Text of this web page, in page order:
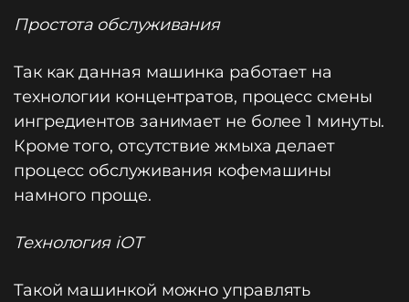
Простота обслуживания
Так как данная машинка работает на
технологии концентратов, процесс смены
ингредиентов занимает не более 1 минуты.
Кроме того, отсутствие жмыха делает
процесс обслуживания кофемашины
намного проще.
Технология iOT
Такой машинкой можно управлять